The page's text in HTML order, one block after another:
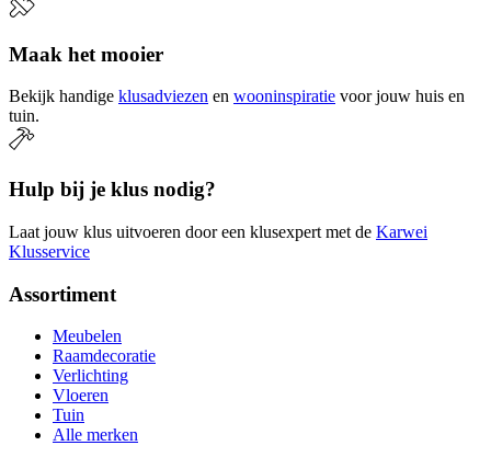
Maak het mooier
Bekijk handige klusadviezen en wooninspiratie voor jouw huis en
tuin.
Hulp bij je klus nodig?
Laat jouw klus uitvoeren door een klusexpert met de Karwei
Klusservice
Assortiment
Meubelen
Raamdecoratie
Verlichting
Vloeren
Tuin
Alle merken